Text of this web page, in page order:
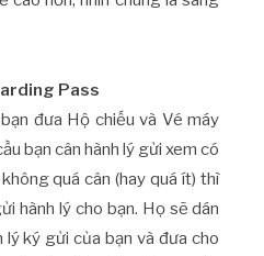
Pass
đưa Hộ chiếu và Vé máy
bạn cân hành lý gửi xem có
quá cân (hay quá ít) thì
hành lý cho bạn. Họ sẽ dán
lý ký gửi của bạn và đưa cho